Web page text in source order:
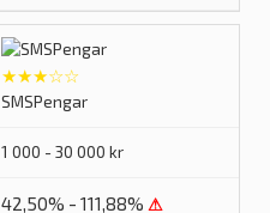
★★★☆☆
SMSPengar
1 000 - 30 000 kr
42,50% - 111,88% ⚠